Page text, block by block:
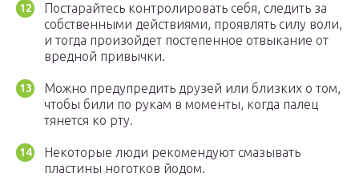
Постарайтесь контролировать себя, следить за
собственными действиями, проявлять силу воли,
и тогда произойдет постепенное отвыкание от
вредной привычки.
Можно предупредить друзей или близких о том,
чтобы били по рукам в моменты, когда палец
тянется ко рту.
Некоторые люди рекомендуют смазывать
пластины ноготков йодом.